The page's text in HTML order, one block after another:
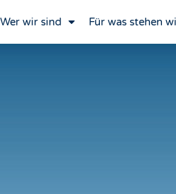
Wer wir sind Für was stehen